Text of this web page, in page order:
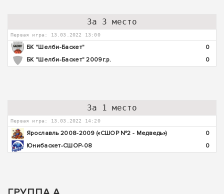
За 3 место
Первая игра: 13.03.2022 13:00
БК "Шелби-Баскет"
0
БК "Шелби-Баскет" 2009г.р.
0
За 1 место
Первая игра: 13.03.2022 14:20
Ярославль 2008-2009 («СШОР №2 - Медведь»)
0
Юнибаскет-СШОР-08
0